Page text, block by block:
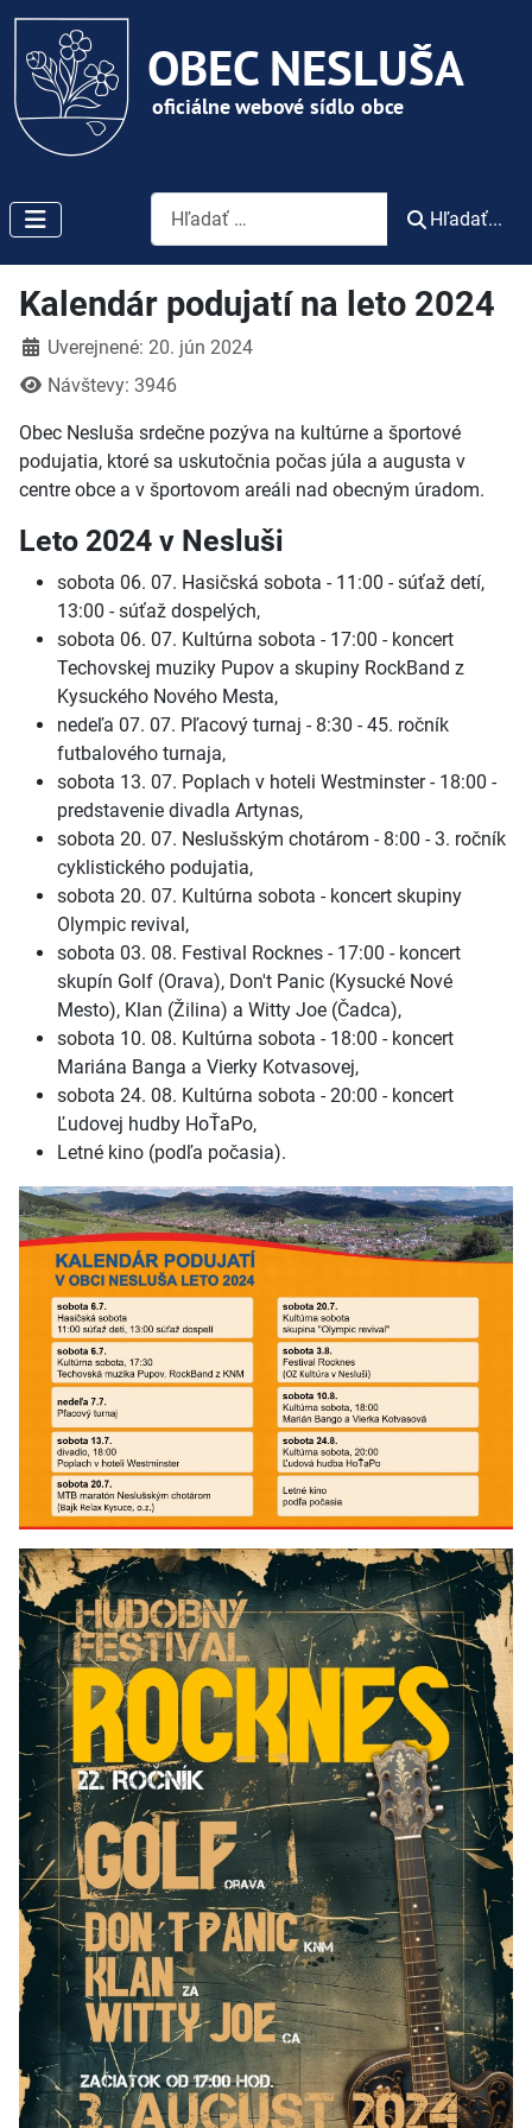
Vyhľadávanie
Hľadať...
Kalendár podujatí na leto 2024
DetailyUverejnené: 20. jún 2024
Návštevy: 3946
Obec Nesluša srdečne pozýva na kultúrne a športové
podujatia, ktoré sa uskutočnia počas júla a augusta v
centre obce a v športovom areáli nad obecným úradom.
Leto 2024 v Nesluši
sobota 06. 07. Hasičská sobota - 11:00 - súťaž detí,
13:00 - súťaž dospelých,
sobota 06. 07. Kultúrna sobota - 17:00 - koncert
Techovskej muziky Pupov a skupiny RockBand z
Kysuckého Nového Mesta,
nedeľa 07. 07. Pľacový turnaj - 8:30 - 45. ročník
futbalového turnaja,
sobota 13. 07. Poplach v hoteli Westminster - 18:00 -
predstavenie divadla Artynas,
sobota 20. 07. Neslušským chotárom - 8:00 - 3. ročník
cyklistického podujatia,
sobota 20. 07. Kultúrna sobota - koncert skupiny
Olympic revival,
sobota 03. 08. Festival Rocknes - 17:00 - koncert
skupín Golf (Orava), Don't Panic (Kysucké Nové
Mesto), Klan (Žilina) a Witty Joe (Čadca),
sobota 10. 08. Kultúrna sobota - 18:00 - koncert
Mariána Banga a Vierky Kotvasovej,
sobota 24. 08. Kultúrna sobota - 20:00 - koncert
Ľudovej hudby HoŤaPo,
Letné kino (podľa počasia).